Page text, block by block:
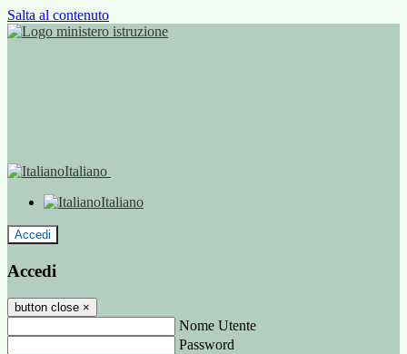
Salta al contenuto
Italiano
Italiano
Accedi
Accedi
button close ×
Nome Utente
Password